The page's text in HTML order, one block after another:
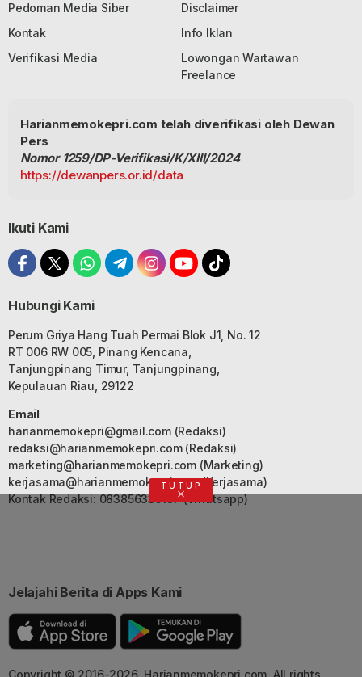
Pedoman Media Siber
Disclaimer
Kontak
Info Iklan
Verifikasi Media
Lowongan Wartawan
Freelance
Harianmemokepri.com telah diverifikasi oleh Dewan
Pers
Nomor 1259/DP-Verifikasi/K/XIII/2024
https://dewanpers.or.id/data
Ikuti Kami
Hubungi Kami
Perum Griya Hang Tuah Permai Blok J1, No. 12
RT 006 RW 005, Pinang Kencana,
Tanjungpinang Timur, Tanjungpinang,
Kepulauan Riau, 29122
Email
harianmemokepri@gmail.com(Redaksi)
redaksi@harianmemokepri.com(Redaksi)
marketing@harianmemokepri.com(Marketing)
kerjasama@harianmemokepri.com(Kerjasama)
Kontak Redaksi: 083856335187 (Whatsapp)
Jelajahi Berita di Apps Kami
TUTUP